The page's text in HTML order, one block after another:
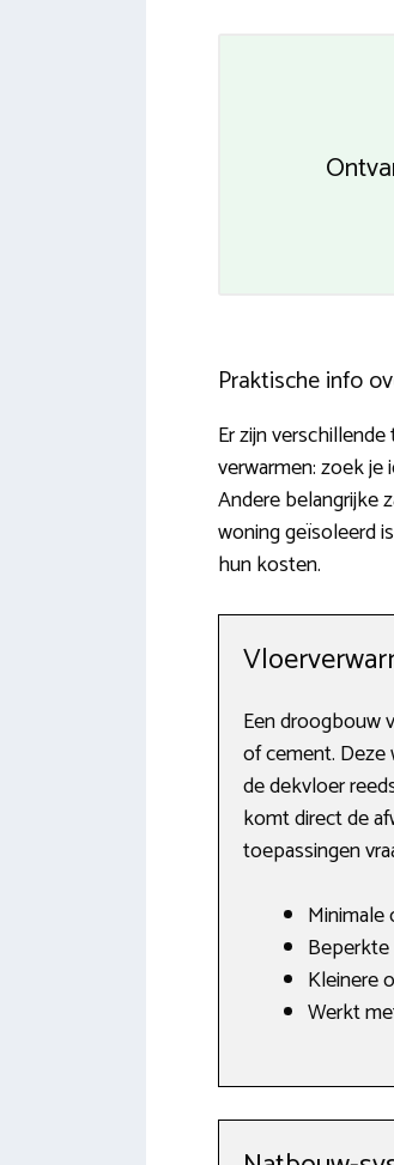
Praktische info
Er zijn
verwarmen: zoek
Andere belangrijke
woning geïsoleerd
hun kosten.
Een droogbouw
of cement. Deze
de dekvloer
komt direct de
toepassingen
Minimale
Kleinere
Werkt